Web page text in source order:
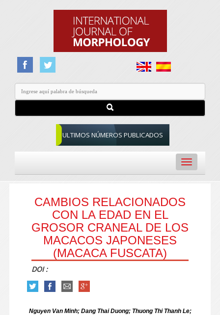
ULTIMOS NÚMEROS PUBLICADOS
Toggle
navigation
CAMBIOS RELACIONADOS
CON LA EDAD EN EL
GROSOR CRANEAL DE LOS
MACACOS JAPONESES
(MACACA FUSCATA)
DOI :
Nguyen Van Minh; Dang Thai Duong; Thuong Thi Thanh Le;